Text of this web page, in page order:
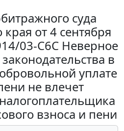
суда
края от 4 сентября
03-С6С Неверное
в
уплате
не влечет
взноса и пени